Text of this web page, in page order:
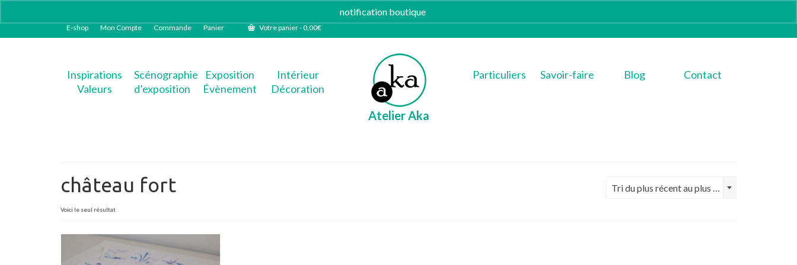
notification boutique
E-shop Mon Compte Commande Panier Votre panier-0,00€
Inspirations
Valeurs
Scénographie
d’exposition
Exposition
Évènement
Intérieur
Décoration
Atelier Aka
Particuliers Savoir-faire Blog Contact
château fort
Voici le seul résultat
Tri du plus récent au plus ancien